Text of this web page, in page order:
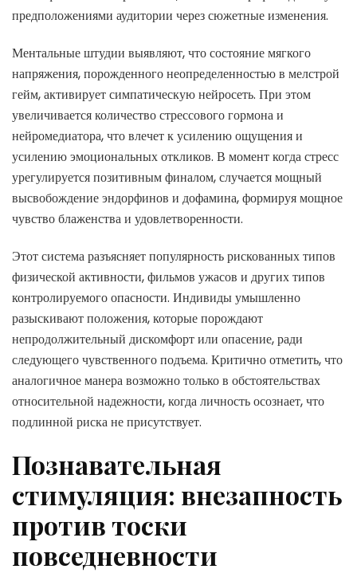
предположениями аудитории через сюжетные изменения.
Ментальные штудии выявляют, что состояние мягкого
напряжения, порожденного неопределенностью в мелстрой
гейм, активирует симпатическую нейросеть. При этом
увеличивается количество стрессового гормона и
нейромедиатора, что влечет к усилению ощущения и
усилению эмоциональных откликов. В момент когда стресс
урегулируется позитивным финалом, случается мощный
высвобождение эндорфинов и дофамина, формируя мощное
чувство блаженства и удовлетворенности.
Этот система разъясняет популярность рискованных типов
физической активности, фильмов ужасов и других типов
контролируемого опасности. Индивиды умышленно
разыскивают положения, которые порождают
непродолжительный дискомфорт или опасение, ради
следующего чувственного подъема. Критично отметить, что
аналогичное манера возможно только в обстоятельствах
относительной надежности, когда личность осознает, что
подлинной риска не присутствует.
Познавательная
стимуляция: внезапность
против тоски
повседневности